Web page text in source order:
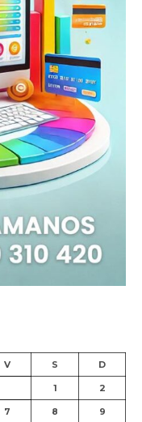
V S D
1 2
7 8 9